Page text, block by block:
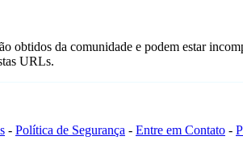
obtidos da comunidade e podem estar
URLs.
- Política de Segurança - Entre em Contato -